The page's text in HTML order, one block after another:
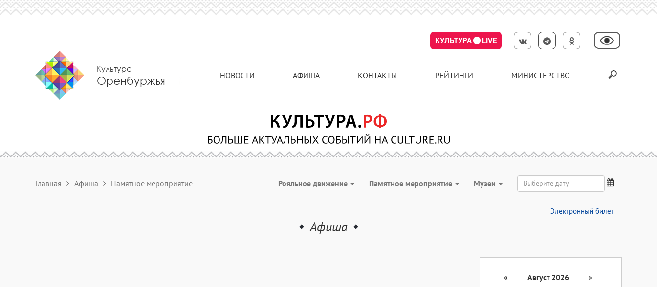
КУЛЬТУРА LIVE
Культура
Оренбуржья НОВОСТИ АФИША КОНТАКТЫ РЕЙТИНГИ МИНИСТЕРСТВО
Главная Афиша Памятное мероприятие Рояльное движение Памятное мероприятие Музеи
Электронный билет
Афиша
« Август 2026
»